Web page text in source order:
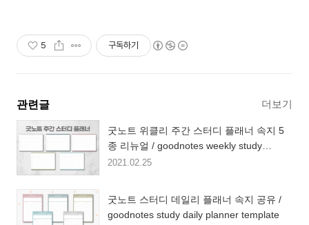
5 구독하기
관련글 더보기
굿노트 위클리 주간 스터디 플래너 속지 5
종 리뉴얼 / goodnotes weekly study
planner (am5 ~ am3)
2021.02.25
굿노트 스터디 데일리 플래너 속지 공유 /
goodnotes study daily planner template